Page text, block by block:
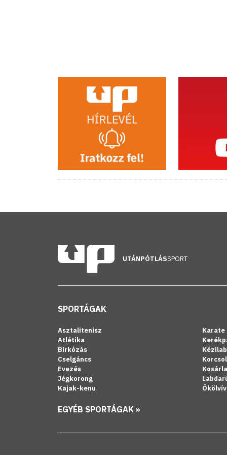
UTÁNPÓTLÁSSPORT
SPORTÁGAK
Asztalitenisz
Atlétika
Birkózás
Cselgáncs
Evezés
Jégkorong
Kajak-kenu
Karate
EGYÉB SPORTÁGAK »